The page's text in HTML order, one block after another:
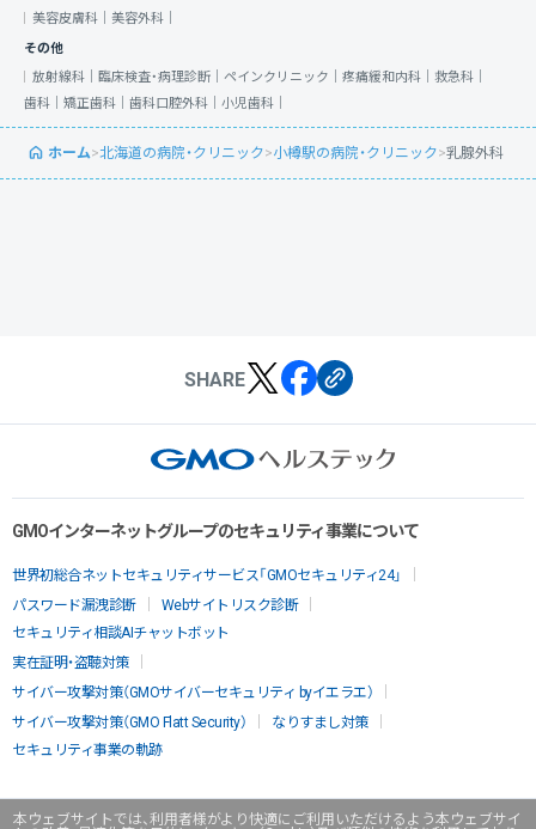
本ウェブサイトでは、利用者様がより快適にご利用いただけるよう本ウェブサイ
美容皮膚科｜ 美容外科｜
その他
放射線科｜ 臨床検査・病理診断｜ ペインクリニック｜ 疼痛緩和内科｜ 救急科｜
歯科｜ 矯正歯科｜ 歯科口腔外科｜ 小児歯科｜
ホーム>北海道の病院・クリニック>小樽駅の病院・クリニック>乳腺外科
SHARE
GMOインターネットグループのセキュリティ事業について
世界初総合ネットセキュリティサービス「GMOセキュリティ24」
パスワード漏洩診断
Webサイトリスク診断
セキュリティ相談AIチャットボット
実在証明・盗聴対策
サイバー攻撃対策（GMOサイバーセキュリティ byイエラエ）
サイバー攻撃対策（GMO Flatt Security）
なりすまし対策
セキュリティ事業の軌跡